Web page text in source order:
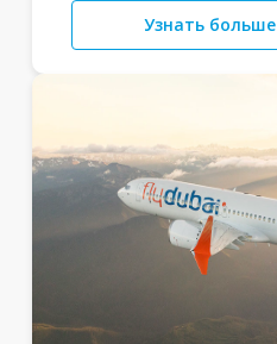
Узнать больше